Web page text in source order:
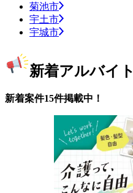
菊池市
宇土市
宇城市
新着アルバイト
新着案件15件掲載中！